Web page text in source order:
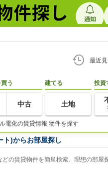
最近
う
中古
建てる
土地
投資
電化の賃貸情報 物件を探す
ト)からお部屋探し
の賃貸物件を簡単検索。理想の部屋